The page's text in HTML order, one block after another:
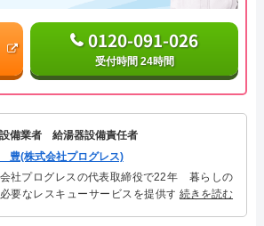
0120-091-026
受付時間 24時間
備業者 給湯器設備責任者
豊(株式会社プログレス)
社プログレスの代表取締役で22年 暮らしの
要なレスキューサービスを提供する株式会社
続きを読む